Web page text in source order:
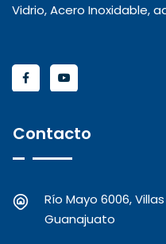
Vidrio, Acero Inoxidable,
Contacto
Río Mayo 6006,
Guanajuato